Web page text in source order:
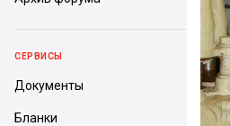
СЕРВИСЫ
Документы
Бланки